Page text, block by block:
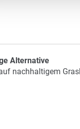
Alternative
nachhaltigem